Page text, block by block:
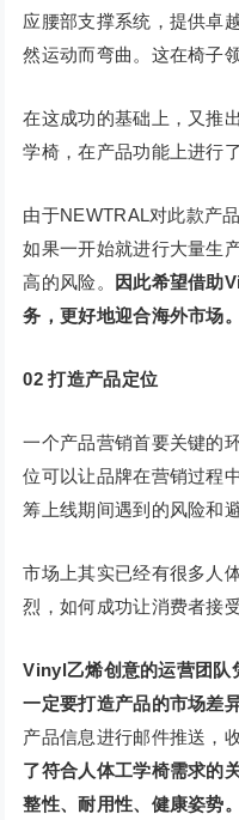
应腰部支撑系统，提供卓
然运动而弯曲。这在椅子
在这成功的基础上，又推
学椅，在产品功能上进行
由于NEWTRAL对此款产
如果一开始就进行大量生
高的风险。
因此希望借助
务，更好地迎合海外市场。
02 打造产品定位
一个产品营销首要关键的
位可以让品牌在营销过程
筹上线期间遇到的风险和
市场上其实已经有很多人
烈，如何成功让消费者接
Vinyl乙烯创意的运营团队
一定要打造产品的市场差异
产品信息进行邮件推送，
了符合人体工学椅需求的
整性、耐用性、健康姿势。